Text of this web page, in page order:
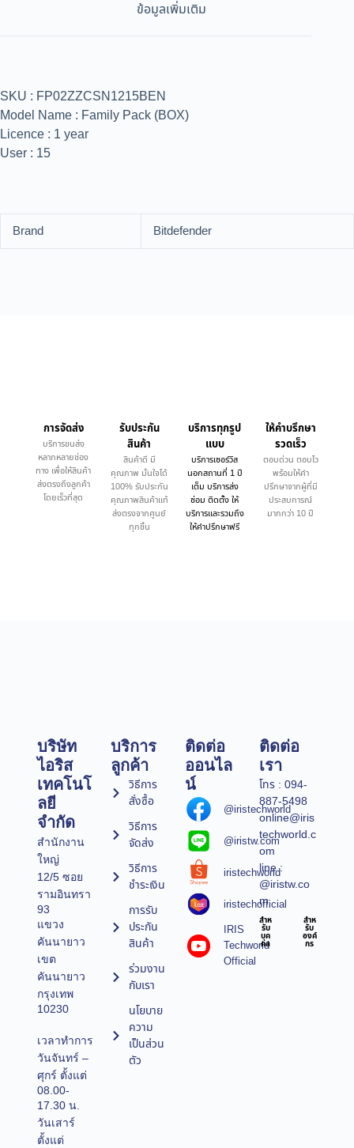
ข้อมูลเพิ่มเติม
SKU : FP02ZZCSN1215BEN
Model Name : Family Pack (BOX)
Licence : 1 year
User : 15
Brand Bitdefender
การจัดส่ง
บริการขนส่ง
หลากหลายช่อง
ทาง เพื่อให้สินค้า
ส่งตรงถึงลูกค้า
โดยเร็วที่สุด
รับประกัน
สินค้า
สินค้าดี มี
คุณภาพ มั่นใจได้
100% รับประกัน
คุณภาพสินค้าแท้
ส่งตรงจากศูนย์
ทุกชิ้น
บริการทุกรูป
แบบ
บริการเซอร์วิส
นอกสถานที่ 1 ปี
เต็ม บริการส่ง
ซ่อม ติดตั้ง ให้
บริการและรวมถึง
ให้คำปรึกษาฟรี
ให้คำบรึกษา
รวดเร็ว
ตอบด่วน ตอบไว
พร้อมให้คำ
ปรึกษาจากผู้ที่มี
ประสบการณ์
มากกว่า 10 ปี
บริษัท
ไอริส
เทคโนโ
ลยี
จำกัด
สำนักงาน
ใหญ่
12/5 ซอย
รามอินทรา
93
แขวง
คันนายาว
เขต
คันนายาว
กรุงเทพ
10230
เวลาทำการ
วันจันทร์ –
ศุกร์ ตั้งแต่
08.00-
17.30 น.
วันเสาร์
ตั้งแต่
บริการ
ลูกค้า
วิธีการ
สั่งซื้อ
วิธีการ
จัดส่ง
วิธีการ
ชำระเงิน
การรับ
ประกัน
สินค้า
ร่วมงาน
กับเรา
นโยบาย
ความ
เป็นส่วน
ตัว
ติดต่อ
ออนไล
น์
@iristechworld
@iristw.com
iristechworld
iristechofficial
IRIS
Techworld
Official
ติดต่อ
เรา
โทร : 094-
887-5498
online@iris
techworld.c
om
line :
@iristw.co
m
สำห
รับ
บุค
คล
สำห
รับ
องค์
กร